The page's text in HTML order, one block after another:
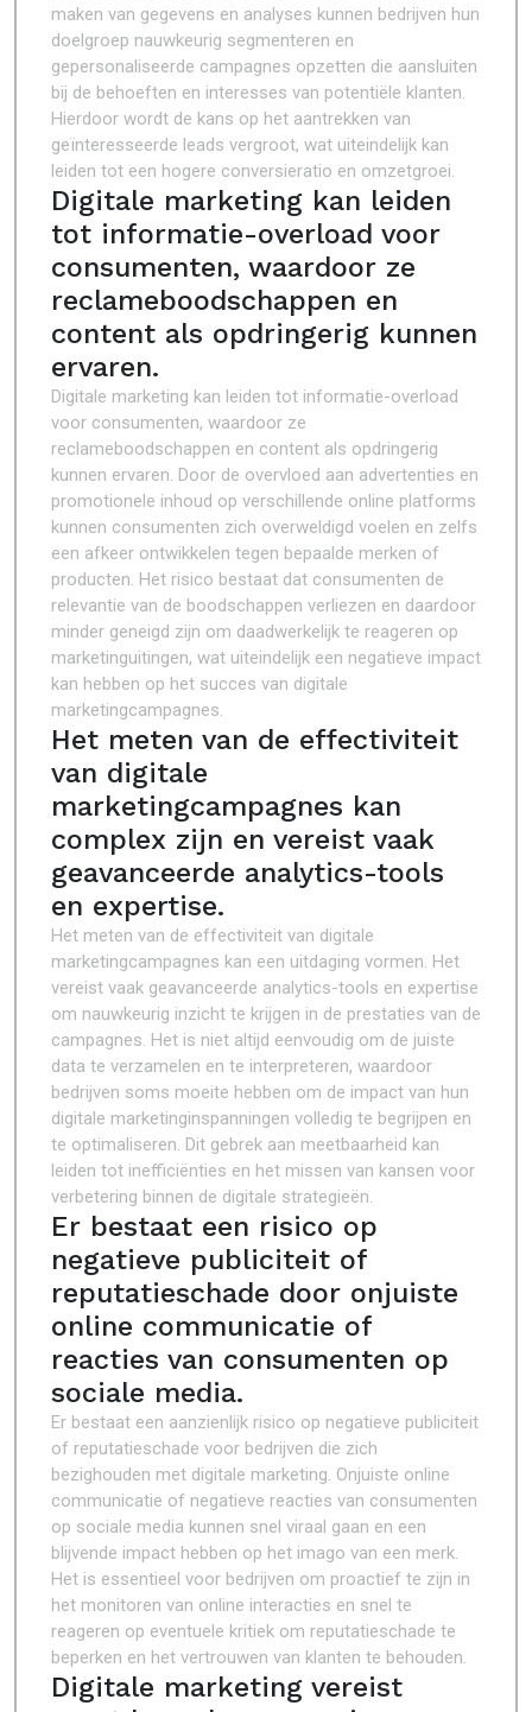
maken van gegevens en analyses kunnen bedrijven hun
doelgroep nauwkeurig segmenteren en
gepersonaliseerde campagnes opzetten die aansluiten
bij de behoeften en interesses van potentiële klanten.
Hierdoor wordt de kans op het aantrekken van
geïnteresseerde leads vergroot, wat uiteindelijk kan
leiden tot een hogere conversieratio en omzetgroei.
Digitale marketing kan leiden
tot informatie-overload voor
consumenten, waardoor ze
reclameboodschappen en
content als opdringerig kunnen
ervaren.
Digitale marketing kan leiden tot informatie-overload
voor consumenten, waardoor ze
reclameboodschappen en content als opdringerig
kunnen ervaren. Door de overvloed aan advertenties en
promotionele inhoud op verschillende online platforms
kunnen consumenten zich overweldigd voelen en zelfs
een afkeer ontwikkelen tegen bepaalde merken of
producten. Het risico bestaat dat consumenten de
relevantie van de boodschappen verliezen en daardoor
minder geneigd zijn om daadwerkelijk te reageren op
marketinguitingen, wat uiteindelijk een negatieve impact
kan hebben op het succes van digitale
marketingcampagnes.
Het meten van de effectiviteit
van digitale
marketingcampagnes kan
complex zijn en vereist vaak
geavanceerde analytics-tools
en expertise.
Het meten van de effectiviteit van digitale
marketingcampagnes kan een uitdaging vormen. Het
vereist vaak geavanceerde analytics-tools en expertise
om nauwkeurig inzicht te krijgen in de prestaties van de
campagnes. Het is niet altijd eenvoudig om de juiste
data te verzamelen en te interpreteren, waardoor
bedrijven soms moeite hebben om de impact van hun
digitale marketinginspanningen volledig te begrijpen en
te optimaliseren. Dit gebrek aan meetbaarheid kan
leiden tot inefficiënties en het missen van kansen voor
verbetering binnen de digitale strategieën.
Er bestaat een risico op
negatieve publiciteit of
reputatieschade door onjuiste
online communicatie of
reacties van consumenten op
sociale media.
Er bestaat een aanzienlijk risico op negatieve publiciteit
of reputatieschade voor bedrijven die zich
bezighouden met digitale marketing. Onjuiste online
communicatie of negatieve reacties van consumenten
op sociale media kunnen snel viraal gaan en een
blijvende impact hebben op het imago van een merk.
Het is essentieel voor bedrijven om proactief te zijn in
het monitoren van online interacties en snel te
reageren op eventuele kritiek om reputatieschade te
beperken en het vertrouwen van klanten te behouden.
Digitale marketing vereist